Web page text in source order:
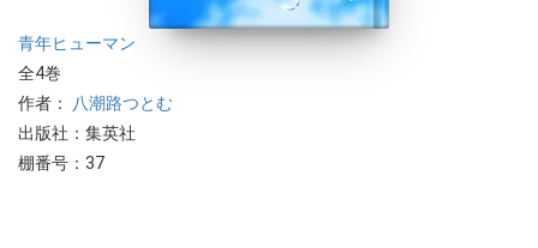
青年ヒューマン
全4巻
作者：
八潮路つとむ
出版社：集英社
棚番号：37